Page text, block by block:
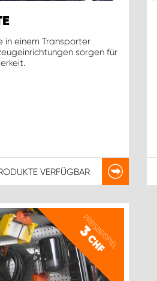
in einem Transporter
sorgen für
VERFÜGBAR
PREISBEISPIEL
3
CHF